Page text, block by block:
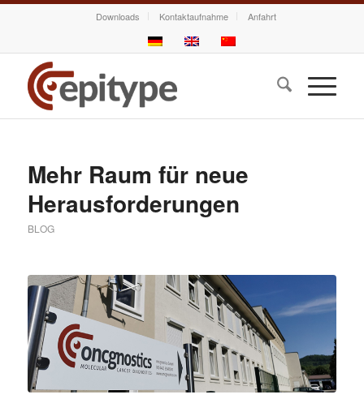
Downloads Kontaktaufnahme Anfahrt
Mehr Raum für neue
Herausforderungen
BLOG